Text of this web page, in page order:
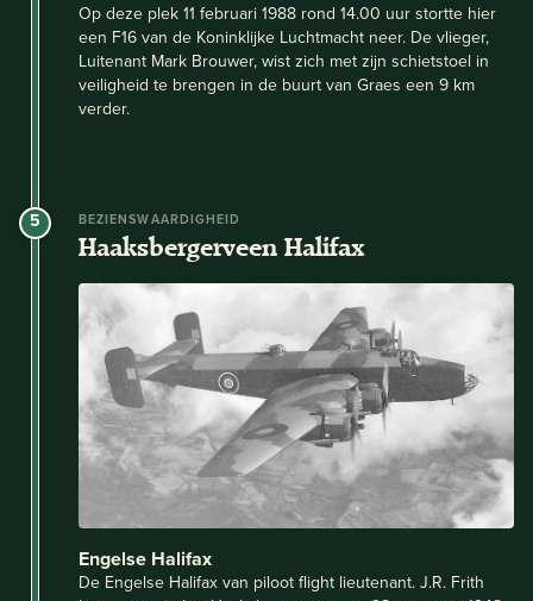
Op deze plek 11 februari 1988 rond 14.00 uur stortte hier
een F16 van de Koninklijke Luchtmacht neer. De vlieger,
Luitenant Mark Brouwer, wist zich met zijn schietstoel in
veiligheid te brengen in de buurt van Graes een 9 km
verder.
5 BEZIENSWAARDIGHEID
Haaksbergerveen Halifax
Engelse Halifax
De Engelse Halifax van piloot flight lieutenant. J.R. Frith